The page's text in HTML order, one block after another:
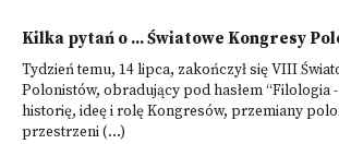
Kilka pytań o ... Światowe Kongresy
Tydzień temu, 14 lipca, zakończył się VIII
Polonistów, obradujący pod hasłem “Filologia
historię, ideę i rolę Kongresów, przemiany
przestrzeni (...)